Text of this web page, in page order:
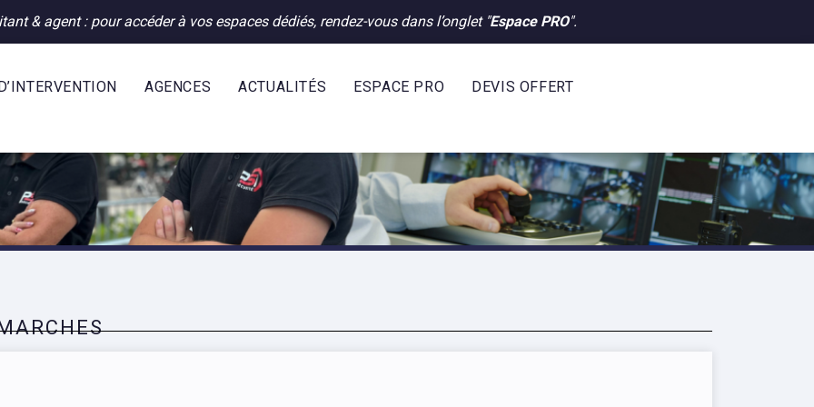
& agent : pour accéder à vos espaces dédiés, rendez-vous dans l’onglet "Espace PRO".
AGENCES ACTUALITÉS ESPACE PRO
DEVIS OFFERT